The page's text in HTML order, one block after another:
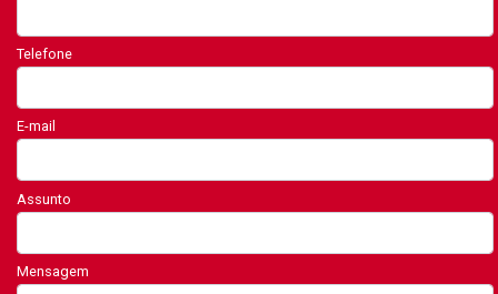
Telefone
E-mail
Assunto
Mensagem